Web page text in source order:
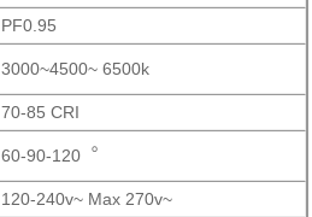
PF0.95
3000~4500~ 6500k
70-85 CRI
60-90-120︒
120-240v~ Max 270v~